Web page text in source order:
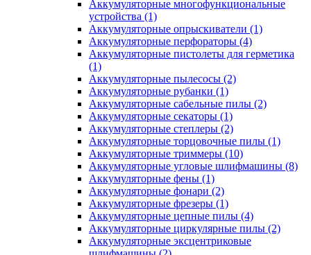
Аккумуляторные многофункциональные
устройства (1)
Аккумуляторные опрыскиватели (1)
Аккумуляторные перфораторы (4)
Аккумуляторные пистолеты для герметика
(1)
Аккумуляторные пылесосы (2)
Аккумуляторные рубанки (1)
Аккумуляторные сабельные пилы (2)
Аккумуляторные секаторы (1)
Аккумуляторные степлеры (2)
Аккумуляторные торцовочные пилы (1)
Аккумуляторные триммеры (10)
Аккумуляторные угловые шлифмашины (8)
Аккумуляторные фены (1)
Аккумуляторные фонари (2)
Аккумуляторные фрезеры (1)
Аккумуляторные цепные пилы (4)
Аккумуляторные циркулярные пилы (2)
Аккумуляторные эксцентриковые